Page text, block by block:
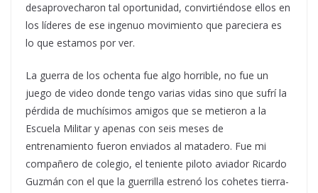
desaprovecharon tal oportunidad, convirtiéndose ellos en
los líderes de ese ingenuo movimiento que pareciera es
lo que estamos por ver.
La guerra de los ochenta fue algo horrible, no fue un
juego de video donde tengo varias vidas sino que sufrí la
pérdida de muchísimos amigos que se metieron a la
Escuela Militar y apenas con seis meses de
entrenamiento fueron enviados al matadero. Fue mi
compañero de colegio, el teniente piloto aviador Ricardo
Guzmán con el que la guerrilla estrenó los cohetes tierra-